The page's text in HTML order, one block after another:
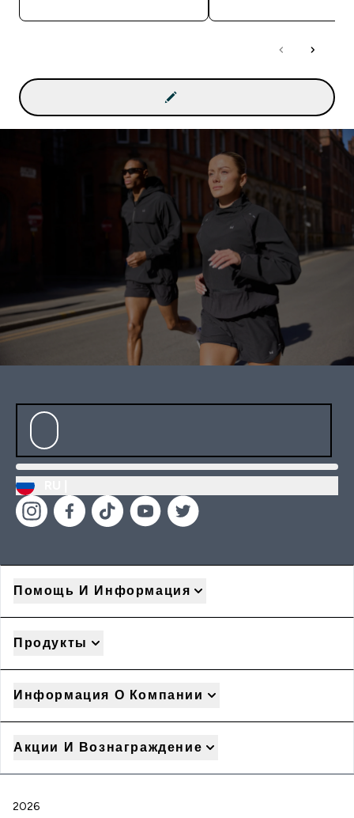
Помощь И Информация
Продукты
Информация О Компании
Акции И Вознаграждение
2026